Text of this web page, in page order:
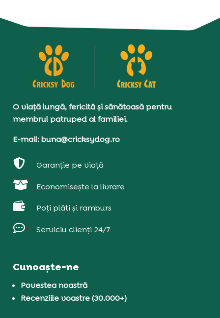
O viață lungă, fericită și sănătoasă pentru
membrul patruped al familiei.
E-mail: buna@cricksydog.ro
 Garanție pe viață
 Economisește la livrare
 Poți plăti și ramburs
 Serviciu clienți 24/7
Cunoaște-ne
Povestea noastră
Recenziile voastre (30.000+)